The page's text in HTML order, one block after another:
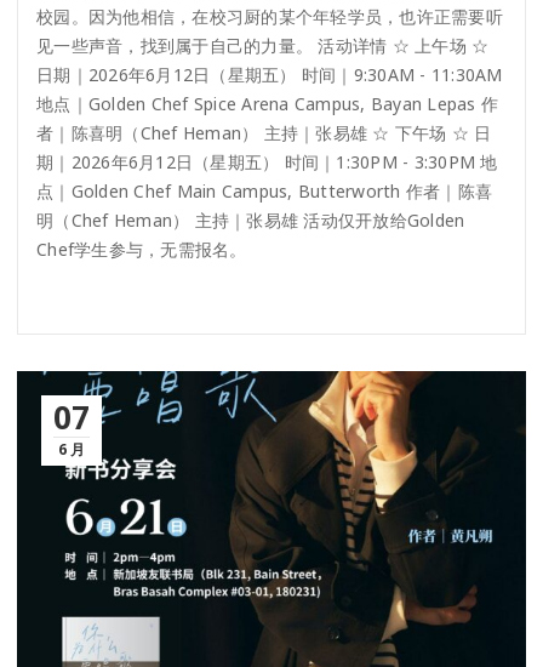
校园。因为他相信，在校习厨的某个年轻学员，也许正需要听
见一些声音，找到属于自己的力量。 活动详情 ☆ 上午场 ☆
日期｜2026年6月12日（星期五） 时间｜9:30AM - 11:30AM
地点｜Golden Chef Spice Arena Campus, Bayan Lepas 作
者｜陈喜明（Chef Heman） 主持｜张易雄 ☆ 下午场 ☆ 日
期｜2026年6月12日（星期五） 时间｜1:30PM - 3:30PM 地
点｜Golden Chef Main Campus, Butterworth 作者｜陈喜
明（Chef Heman） 主持｜张易雄 活动仅开放给Golden
Chef学生参与，无需报名。
07
6 月